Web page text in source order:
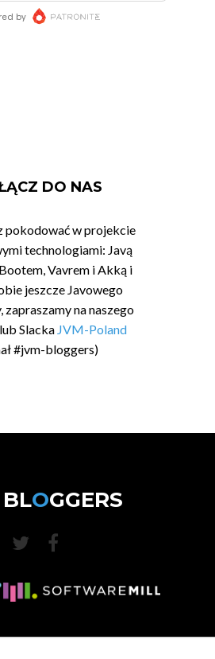
DO NAS
pokodować w projekcie
technologiami: Javą
Vavrem i Akką i
jeszcze Javowego
zapraszamy na naszego
Slacka JVM-Poland
#jvm-bloggers)
OGGERS